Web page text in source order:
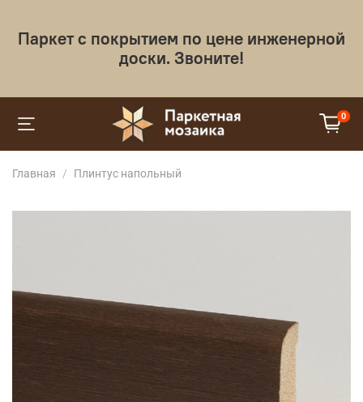
Паркет с покрытием по цене инженерной
доски. Звоните!
0
Главная Плинтус напольный